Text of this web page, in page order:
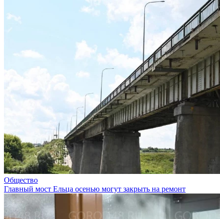
Общество
Главный мост Ельца осенью могут закрыть на ремонт